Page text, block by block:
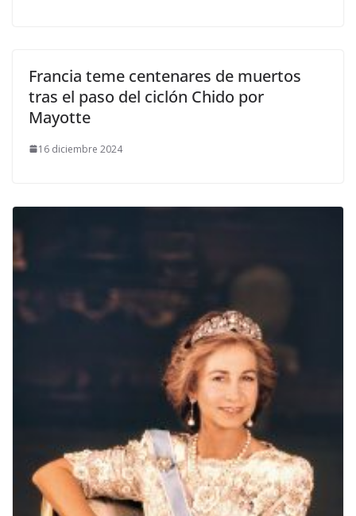
Francia teme centenares de muertos
tras el paso del ciclón Chido por
Mayotte
16 diciembre 2024